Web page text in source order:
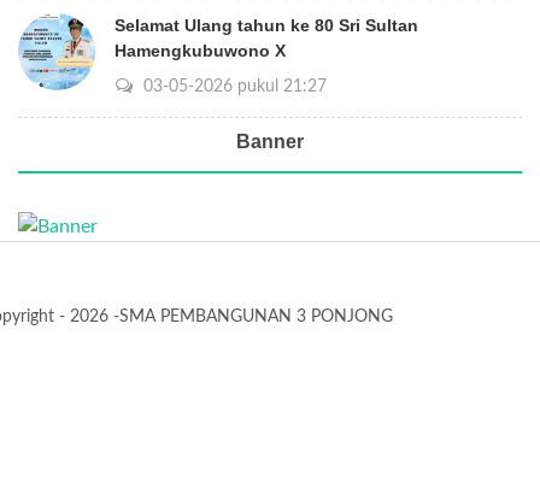
Selamat Ulang tahun ke 80 Sri Sultan
Hamengkubuwono X
03-05-2026 pukul 21:27
Banner
- 2026 -SMA PEMBANGUNAN 3 PONJONG